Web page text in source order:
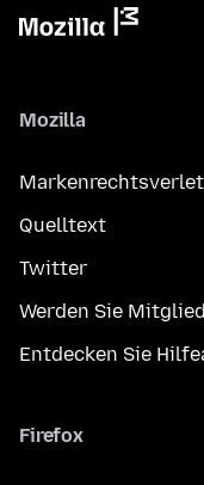
Mozilla
Quelltext
Twitter
Werden Sie
Entdecken Sie
Firefox